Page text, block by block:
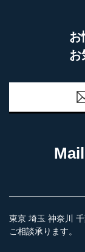
お
お
東京 埼玉 神奈川
ご相談承ります。